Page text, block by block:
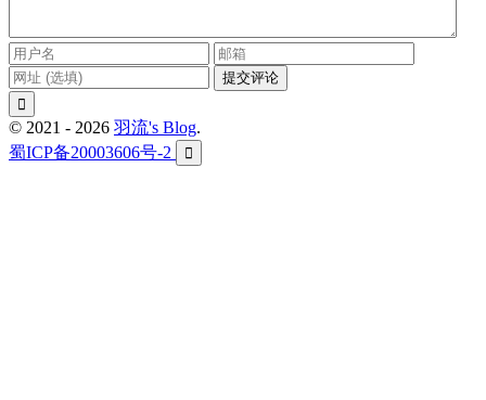
提交评论

© 2021 - 2026 羽流's Blog.
蜀ICP备20003606号-2
